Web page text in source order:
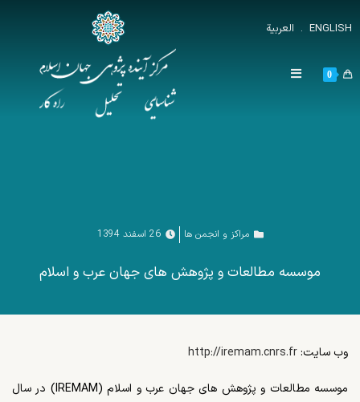
ENGLISH
. العربية
0
مراکز و انجمن ها 26 اسفند 1394
موسسه مطالعات و پژوهش های جهان عرب و اسلام
وب سایت:http://iremam.cnrs.fr
موسسه مطالعات و پژوهش های جهان عرب و اسلام (IREMAM) در سال